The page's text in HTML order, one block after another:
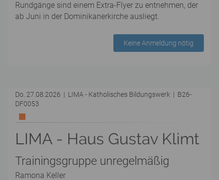
Rundgänge sind einem Extra-Flyer zu entnehmen, der
ab Juni in der Dominikanerkirche ausliegt.
Keine Anmeldung nötig
Do. 27.08.2026 | LIMA - Katholisches Bildungswerk | B26-
DF0053
LIMA - Haus Gustav Klimt
Trainingsgruppe unregelmäßig
Ramona Keller